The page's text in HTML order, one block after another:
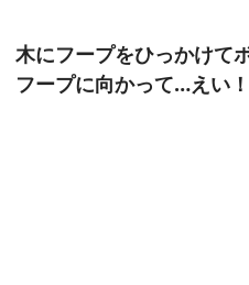
木にフープをひっかけて
フープに向かって…えい！